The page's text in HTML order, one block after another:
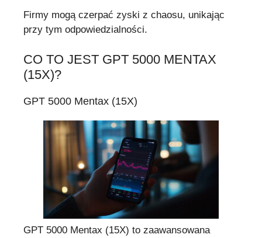
Firmy mogą czerpać zyski z chaosu, unikając
przy tym odpowiedzialności.
CO TO JEST GPT 5000 MENTAX
(15X)?
GPT 5000 Mentax (15X)
GPT 5000 Mentax (15X) to zaawansowana